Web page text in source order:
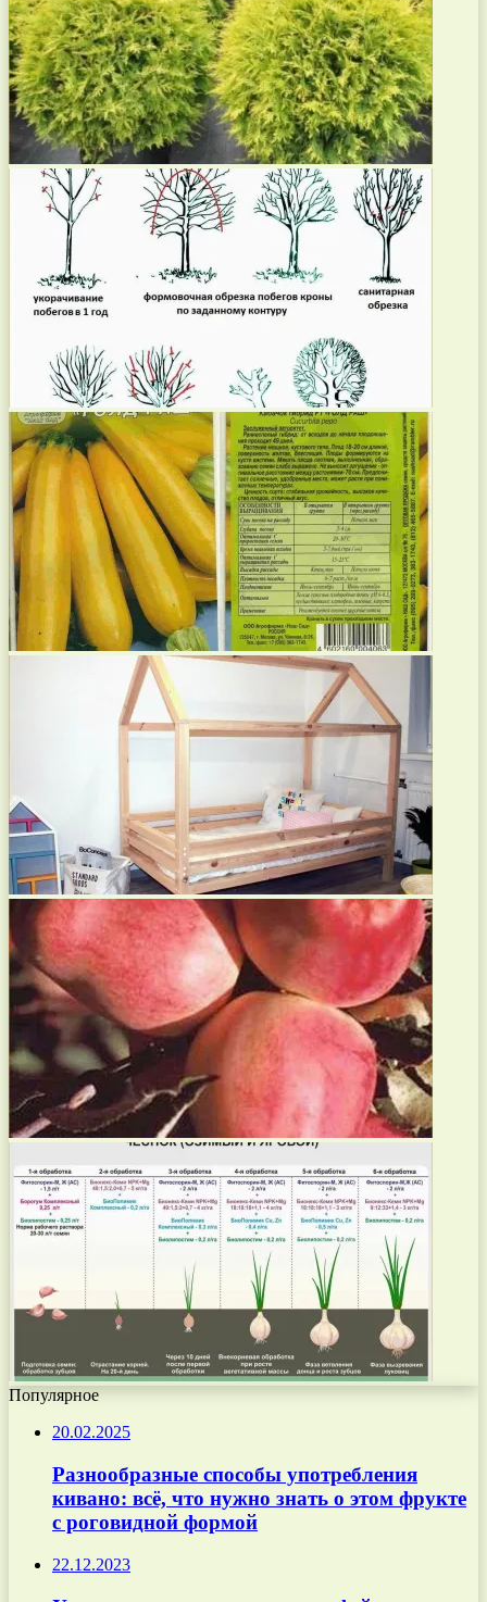
Популярное
20.02.2025
Разнообразные способы употребления
кивано: всё, что нужно знать о этом фрукте
с роговидной формой
22.12.2023